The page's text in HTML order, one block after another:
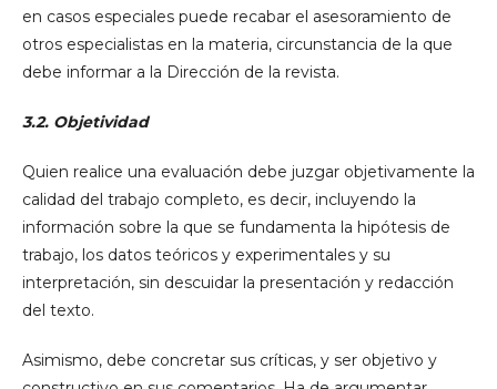
en casos especiales puede recabar el asesoramiento de
otros especialistas en la materia, circunstancia de la que
debe informar a la Dirección de la revista.
3.2. Objetividad
Quien realice una evaluación debe juzgar objetivamente la
calidad del trabajo completo, es decir, incluyendo la
información sobre la que se fundamenta la hipótesis de
trabajo, los datos teóricos y experimentales y su
interpretación, sin descuidar la presentación y redacción
del texto.
Asimismo, debe concretar sus críticas, y ser objetivo y